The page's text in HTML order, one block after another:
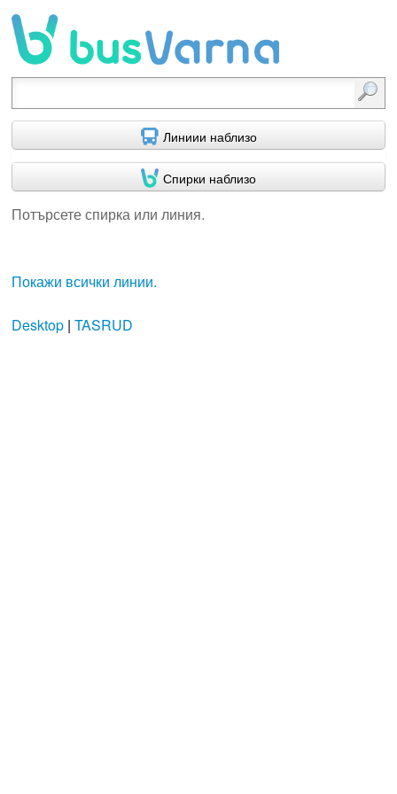
Линиии наблизо
Спирки наблизо
Потърсете спирка или линия.
Покажи всички линии.
Desktop| TASRUD